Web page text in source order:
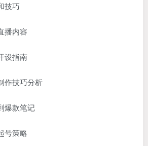
技巧
播内容
设指南
作技巧分析
爆款笔记
号策略